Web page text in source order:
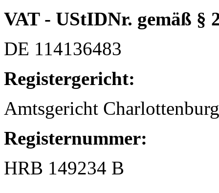
VAT - UStIDNr. gemäß §
DE 114136483
Registergericht:
Amtsgericht Charlottenburg
Registernummer:
HRB 149234 B